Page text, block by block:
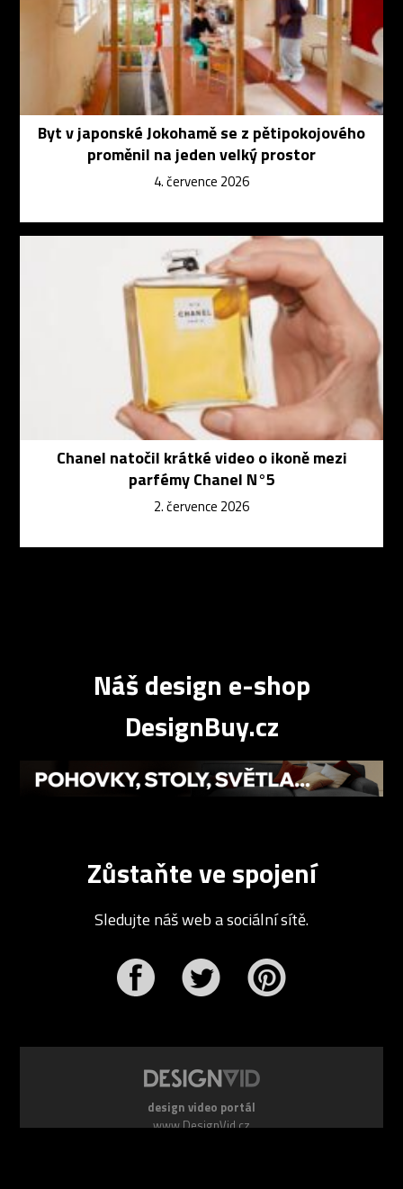
Byt v japonské Jokohamě se z pětipokojového
proměnil na jeden velký prostor
4. července 2026
Chanel natočil krátké video o ikoně mezi
parfémy Chanel N°5
2. července 2026
Náš design e-shop
DesignBuy.cz
Zůstaňte ve spojení
Sledujte náš web a sociální sítě.
design video portál
www.DesignVid.cz